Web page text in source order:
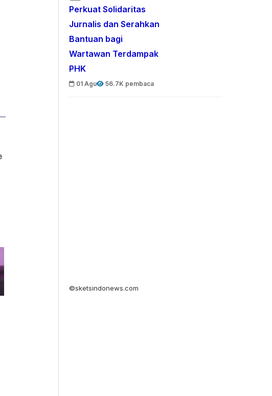
Perkuat Solidaritas
Jurnalis dan Serahkan
Bantuan bagi
Wartawan Terdampak
PHK
01 Agu 56.7K pembaca
©sketsindonews.com